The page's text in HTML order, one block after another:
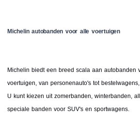
Michelin autobanden voor alle voertuigen
Michelin biedt een breed scala aan autobanden
voertuigen, van personenauto's tot
U kunt kiezen uit zomerbanden, winterbanden,
speciale banden voor SUV's en sportwagens.